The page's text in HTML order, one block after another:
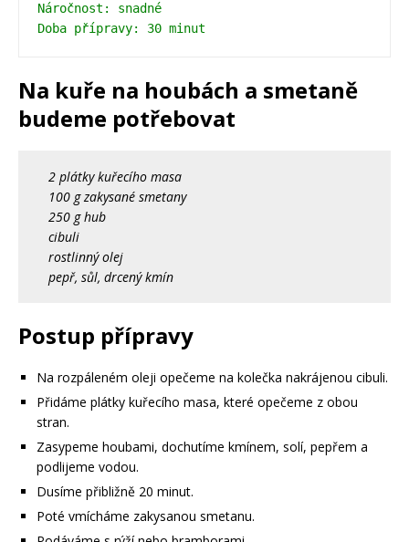
Náročnost: snadné
Doba přípravy: 30 minut
Na kuře na houbách a smetaně
budeme potřebovat
2 plátky kuřecího masa
100 g zakysané smetany
250 g hub
cibuli
rostlinný olej
pepř, sůl, drcený kmín
Postup přípravy
Na rozpáleném oleji opečeme na kolečka nakrájenou cibuli.
Přidáme plátky kuřecího masa, které opečeme z obou
stran.
Zasypeme houbami, dochutíme kmínem, solí, pepřem a
podlijeme vodou.
Dusíme přibližně 20 minut.
Poté vmícháme zakysanou smetanu.